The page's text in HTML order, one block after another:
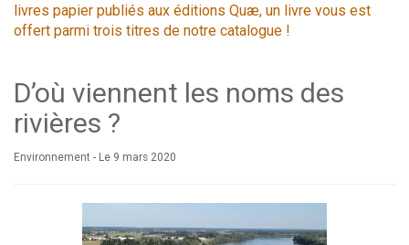
livres papier publiés aux éditions Quæ, un livre vous est
offert parmi trois titres de notre catalogue !
D’où viennent les noms des
rivières ?
Environnement - Le 9 mars 2020